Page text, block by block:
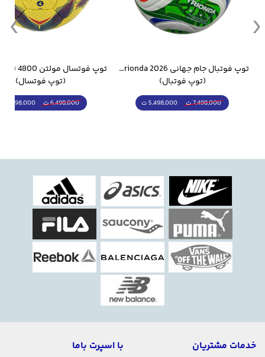
توپ فوتبال جام جهانی 2026 Trionda مشابه اورجینال
(توپ فوتبال)
7,498,000 ت 5,498,000 ت
(توپ فوتسال)
6,498,000 ت 5,298,000 ت
خدمات مشتریان با اسپرت باما